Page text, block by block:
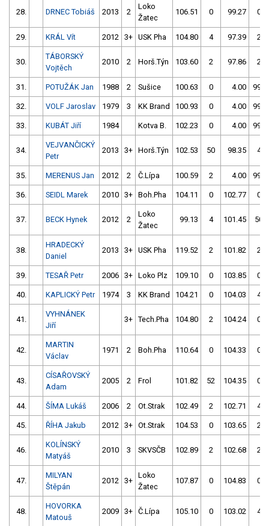
28. DRNEC Tobiáš 2013 2
Loko
Žatec
106.51 0 99.27 0
29. KRÁL Vít 2012 3+ USK Pha 104.80 4 97.39 2
30.
TÁBORSKÝ
Vojtěch
2010 2 Horš.Týn 103.60 2 97.86 2
31. POTUŽÁK Jan 1988 2 Sušice 100.63 0 4.00 999
32. VOLF Jaroslav 1979 3 KK Brand 100.93 0 4.00 999
33. KUBÁT Jiří 1984 Kotva B. 102.23 0 4.00 999
34.
VEJVANČICKÝ
Petr
2013 3+ Horš.Týn 102.53 50 98.35 4
35. MERENUS Jan 2012 2 Č.Lípa 100.59 2 4.00 999
36. SEIDL Marek 2010 3+ Boh.Pha 104.11 0 102.77 0
37. BECK Hynek 2012 2
Loko
Žatec
99.13 4 101.45 50
38.
HRADECKÝ
Daniel
2013 3+ USK Pha 119.52 2 101.82 2
39. TESAŘ Petr 2006 3+ Loko Plz 109.10 0 103.85 0
40. KAPLICKÝ Petr 1974 3 KK Brand 104.21 0 104.03 4
41.
VYHNÁNEK
Jiří
3+ Tech.Pha 104.80 2 104.24 0
42.
MARTIN
Václav
1971 2 Boh.Pha 110.64 0 104.33 0
43.
CÍSAŘOVSKÝ
Adam
2005 2 Frol 101.82 52 104.35 0
44. ŠÍMA Lukáš 2006 2 Ot.Strak 102.49 2 102.71 4
45. ŘÍHA Jakub 2012 3+ Ot.Strak 104.53 0 103.65 2
46.
KOLÍNSKÝ
Matyáš
2010 3 SKVSČB 102.89 2 102.68 2
47.
MILYAN
Štěpán
2012 3+
Loko
Žatec
107.87 0 104.83 0
48.
HOVORKA
Matouš
2009 3+ Č.Lípa 105.10 0 103.02 4